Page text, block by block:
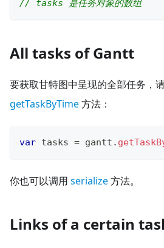
// tasks 是任务对象的数组
All tasks of Gantt
要获取甘特图中呈现的全部任务，
getTaskByTime方法：
var tasks = gantt .
你也可以调用 serialize方法。
Links of a certain